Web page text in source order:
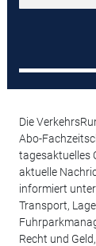
Die
Abo-
tagesaktuelles
aktuelle
informiert
Transport,
Recht und